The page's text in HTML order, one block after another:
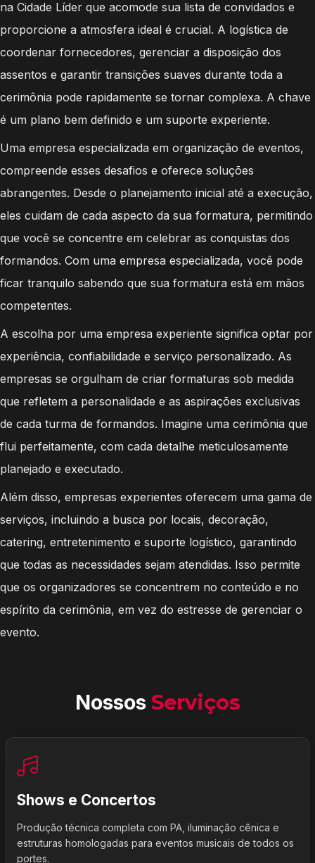
na Cidade Líder que acomode sua lista de convidados e
proporcione a atmosfera ideal é crucial. A logística de
coordenar fornecedores, gerenciar a disposição dos
assentos e garantir transições suaves durante toda a
cerimônia pode rapidamente se tornar complexa. A chave
é um plano bem definido e um suporte experiente.
Uma empresa especializada em organização de eventos,
compreende esses desafios e oferece soluções
abrangentes. Desde o planejamento inicial até a execução,
eles cuidam de cada aspecto da sua formatura, permitindo
que você se concentre em celebrar as conquistas dos
formandos. Com uma empresa especializada, você pode
ficar tranquilo sabendo que sua formatura está em mãos
competentes.
A escolha por uma empresa experiente significa optar por
experiência, confiabilidade e serviço personalizado. As
empresas se orgulham de criar formaturas sob medida
que refletem a personalidade e as aspirações exclusivas
de cada turma de formandos. Imagine uma cerimônia que
flui perfeitamente, com cada detalhe meticulosamente
planejado e executado.
Além disso, empresas experientes oferecem uma gama de
serviços, incluindo a busca por locais, decoração,
catering, entretenimento e suporte logístico, garantindo
que todas as necessidades sejam atendidas. Isso permite
que os organizadores se concentrem no conteúdo e no
espírito da cerimônia, em vez do estresse de gerenciar o
evento.
Nossos Serviços
Shows e Concertos
Produção técnica completa com PA, iluminação cênica e
estruturas homologadas para eventos musicais de todos os
portes.